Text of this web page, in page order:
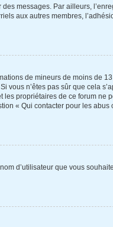
messages. Par ailleurs,
aux autres membres,
de mineurs de moins de
vous n’êtes pas sûr que cela
propriétaires de ce forum ne
« Qui contacter pour les
d’utilisateur que vous